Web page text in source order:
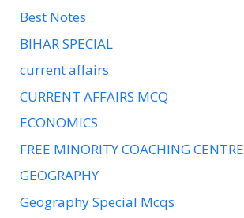
Best Notes
BIHAR SPECIAL
current affairs
CURRENT AFFAIRS MCQ
ECONOMICS
FREE MINORITY COACHING CENTRE
GEOGRAPHY
Geography Special Mcqs